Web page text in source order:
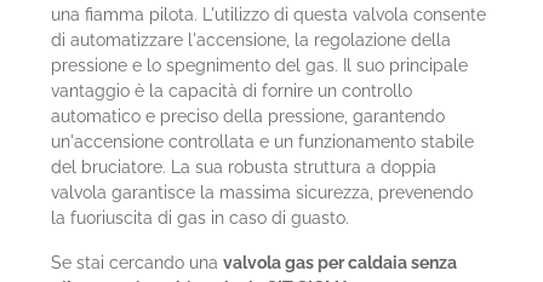
una fiamma pilota. L'utilizzo di questa valvola consente
di automatizzare l'accensione, la regolazione della
pressione e lo spegnimento del gas. Il suo principale
vantaggio è la capacità di fornire un controllo
automatico e preciso della pressione, garantendo
un'accensione controllata e un funzionamento stabile
del bruciatore. La sua robusta struttura a doppia
valvola garantisce la massima sicurezza, prevenendo
la fuoriuscita di gas in caso di guasto.
Se stai cercando unavalvola gas per caldaia senza